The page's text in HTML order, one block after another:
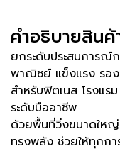
คําอธิบายสินค้
ยกระดับประสบการณ์
พาณิชย์ แข็งแรง รอง
สำหรับฟิตเนส โรงแ
ระดับมืออาชีพ
ด้วยพื้นที่วิ่งขนาดใหญ่
ทรงพลัง ช่วยให้ทุกก